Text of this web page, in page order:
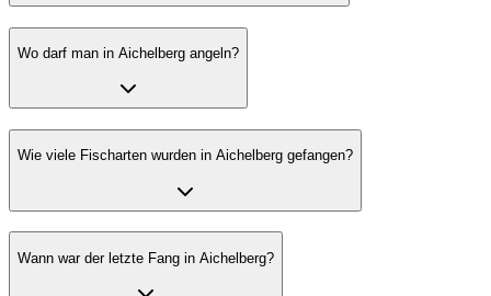
Wo darf man in Aichelberg angeln?
Wie viele Fischarten wurden in Aichelberg gefangen?
Wann war der letzte Fang in Aichelberg?